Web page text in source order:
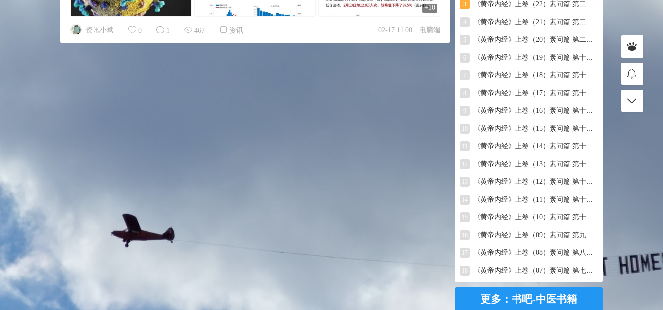
3 《黄帝内经》上卷（22）素问篇 第二十二篇 藏气法时论
4 《黄帝内经》上卷（21）素问篇 第二十一篇 经脉别论
5 《黄帝内经》上卷（20）素问篇 第二十篇 三部九候论
6 《黄帝内经》上卷（19）素问篇 第十九篇 玉机真藏论
7 《黄帝内经》上卷（18）素问篇 第十八篇 平人气象论
《黄帝内经》上卷（17）素问篇 第十七篇 脉要精微论
9 《黄帝内经》上卷（16）素问篇 第十六篇 诊要经终论
《黄帝内经》上卷（15）素问篇 第十五篇 玉版论要
《黄帝内经》上卷（14）素问篇 第十四篇 汤液醪醴论
12 《黄帝内经》上卷（13）素问篇 第十三篇 移精变气论
13 《黄帝内经》上卷（12）素问篇 第十二篇 异法方宜论
14 《黄帝内经》上卷（11）素问篇 第十一篇 五藏别论
15 《黄帝内经》上卷（10）素问篇 第十篇 五藏生成
16 《黄帝内经》上卷（09）素问篇 第九篇 六节藏象论
17 《黄帝内经》上卷（08）素问篇 第八篇 灵兰秘典论
《黄帝内经》上卷（07）素问篇 第七篇 阴阳别论
更多：书吧-中医书籍
+10
资讯小斌 0 1 467 资讯 02-17 11:00 电脑端